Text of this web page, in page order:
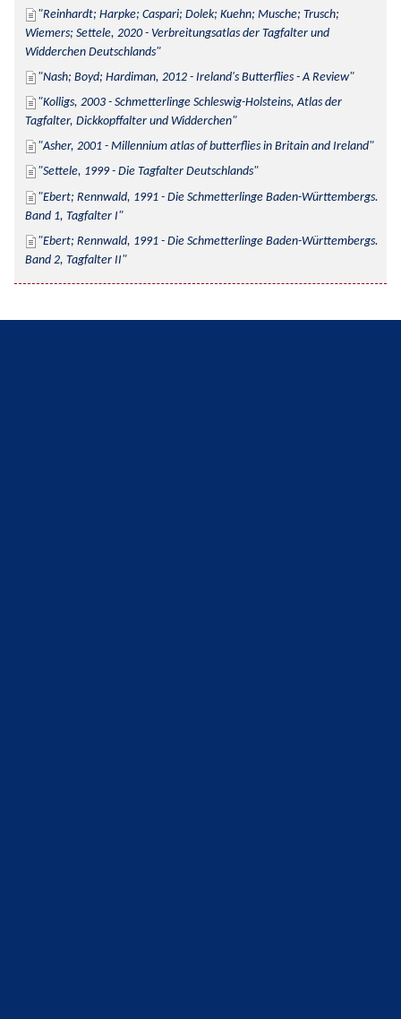
Reinhardt; Harpke; Caspari; Dolek; Kuehn; Musche; Trusch;
Wiemers; Settele, 2020 - Verbreitungsatlas der Tagfalter und
Widderchen Deutschlands
Nash; Boyd; Hardiman, 2012 - Ireland's Butterflies - A Review
Kolligs, 2003 - Schmetterlinge Schleswig-Holsteins, Atlas der
Tagfalter, Dickkopffalter und Widderchen
Asher, 2001 - Millennium atlas of butterflies in Britain and Ireland
Settele, 1999 - Die Tagfalter Deutschlands
Ebert; Rennwald, 1991 - Die Schmetterlinge Baden-Württembergs.
Band 1, Tagfalter I
Ebert; Rennwald, 1991 - Die Schmetterlinge Baden-Württembergs.
Band 2, Tagfalter II